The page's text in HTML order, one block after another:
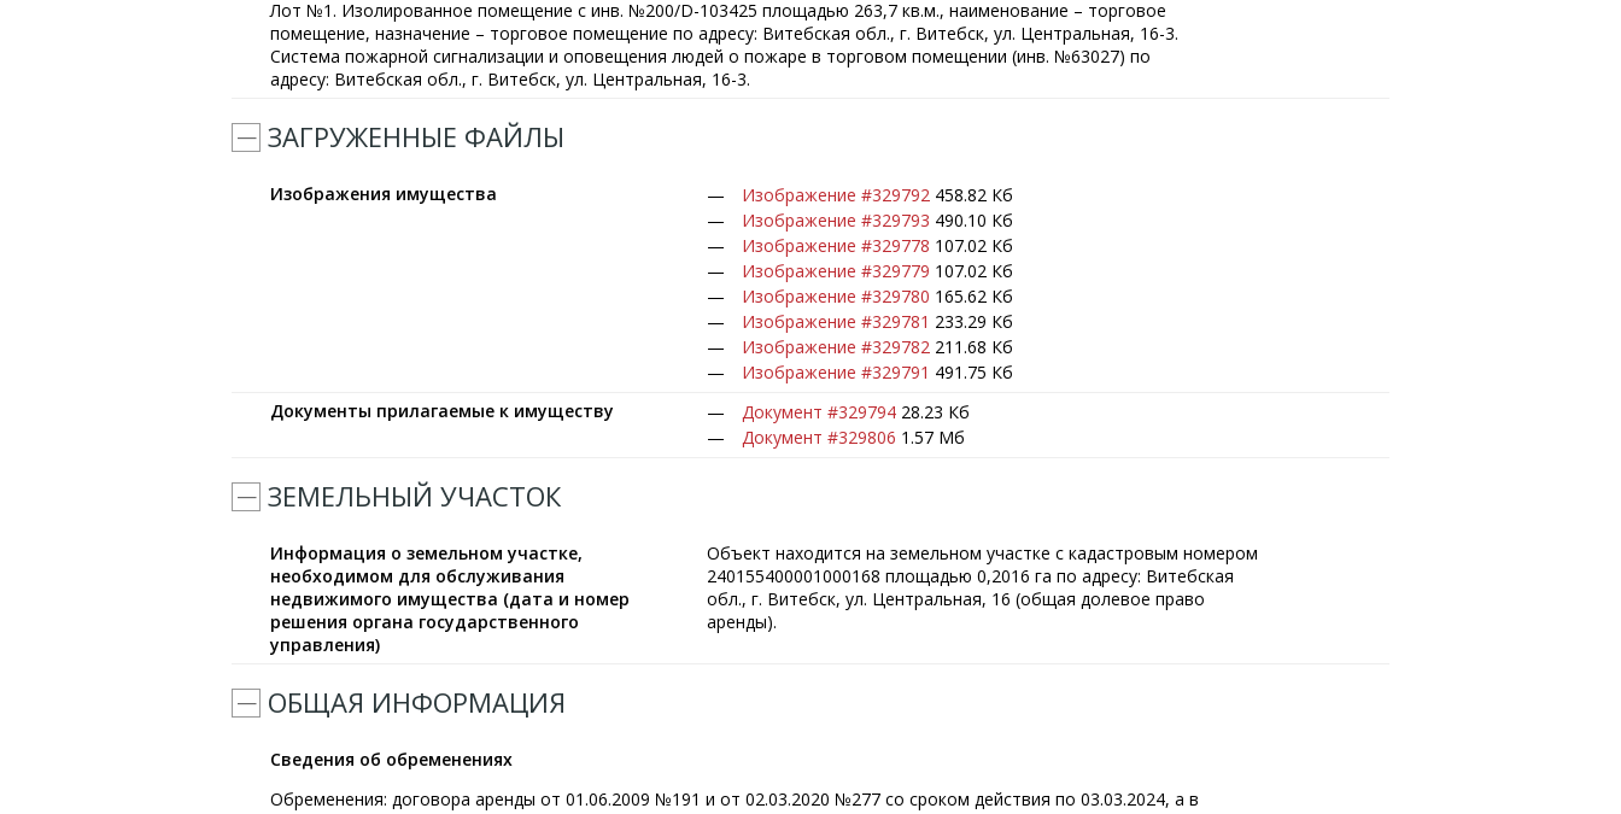
Лот №1. Изолированное помещение с инв. №200/D-103425 площадью 263,7 кв.м., наименование – торговое
помещение, назначение – торговое помещение по адресу: Витебская обл., г. Витебск, ул. Центральная, 16-3.
Система пожарной сигнализации и оповещения людей о пожаре в торговом помещении (инв. №63027) по
адресу: Витебская обл., г. Витебск, ул. Центральная, 16-3.
ЗАГРУЖЕННЫЕ ФАЙЛЫ
Изображения имущества Изображение #329792 458.82 Кб
Изображение #329793 490.10 Кб
Изображение #329778 107.02 Кб
Изображение #329779 107.02 Кб
Изображение #329780 165.62 Кб
Изображение #329781 233.29 Кб
Изображение #329782 211.68 Кб
Изображение #329791 491.75 Кб
Документы прилагаемые к имуществу
Документ #329794 28.23 Кб
Документ #329806 1.57 Мб
ЗЕМЕЛЬНЫЙ УЧАСТОК
Информация о земельном участке,
необходимом для обслуживания
недвижимого имущества (дата и номер
решения органа государственного
управления)
Объект находится на земельном участке с кадастровым номером
240155400001000168 площадью 0,2016 га по адресу: Витебская
обл., г. Витебск, ул. Центральная, 16 (общая долевое право
аренды).
ОБЩАЯ ИНФОРМАЦИЯ
Сведения об обременениях
Обременения: договора аренды от 01.06.2009 №191 и от 02.03.2020 №277 со сроком действия по 03.03.2024, а в